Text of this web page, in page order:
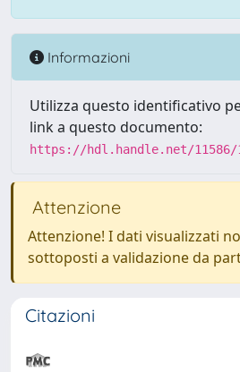
Informazioni
Utilizza questo identificativo
link a questo documento:
https://hdl.handle.net/11586/
Attenzione
Attenzione! I dati visualizzati
sottoposti a validazione da
Citazioni